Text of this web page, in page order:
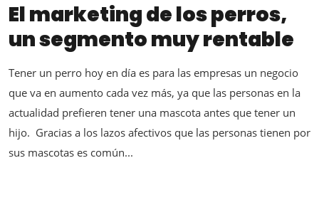
El marketing de los perros,
un segmento muy rentable
Tener un perro hoy en día es para las empresas un negocio
que va en aumento cada vez más, ya que las personas en la
actualidad prefieren tener una mascota antes que tener un
hijo. Gracias a los lazos afectivos que las personas tienen por
sus mascotas es común...